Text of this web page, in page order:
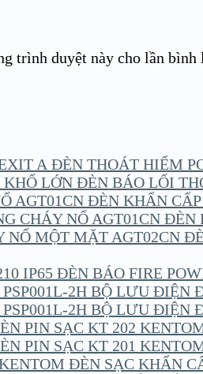
trình duyệt này cho lần bình
ĐÈN THOÁT HIỂM
ĐÈN BÁO LỐI
ĐÈN KHẨN
ĐÈN
ĐÈN BÁO FIRE
BỘ LƯU ĐIỆN
BỘ LƯU ĐIỆN
PIN SẠC KT 202
PIN SẠC KT 201
ĐÈN SẠC KHẨN